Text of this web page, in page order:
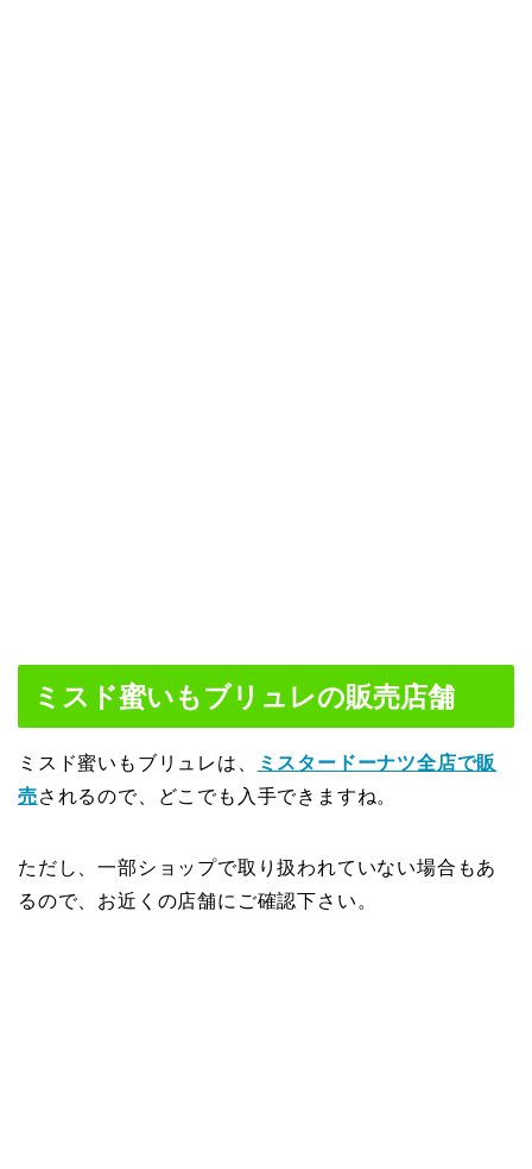
ミスド蜜いもブリュレの販売店舗
ミスド蜜いもブリュレは、
ミスタードーナツ全店で販
売されるので、どこでも入手できますね。
ただし、一部ショップで取り扱われていない場合もあ
るので、お近くの店舗にご確認下さい。